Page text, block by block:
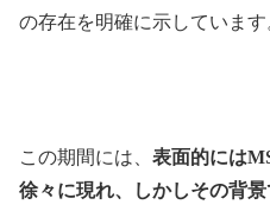
の存在を明確に示しています
この期間には、 表面的には
徐々に現れ、しかしその背